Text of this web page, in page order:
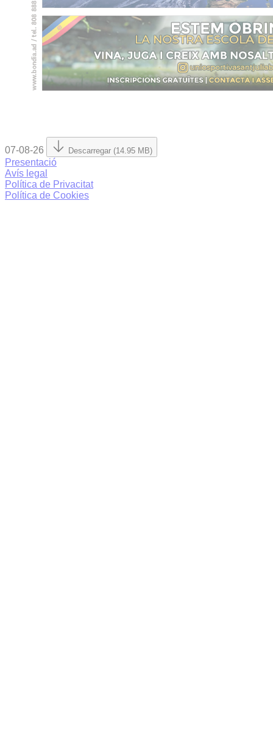
07-08-26 Descarregar (14.95 MB)
Presentació
Avís legal
Política de Privacitat
Política de Cookies